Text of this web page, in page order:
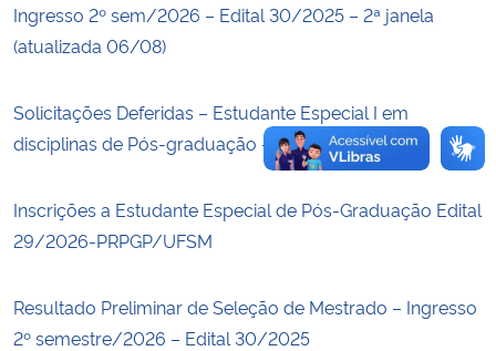
Planalto
Ingresso 2º sem/2026 – Edital 30/2025 – 2ª janela
(atualizada 06/08)
Solicitações Deferidas – Estudante Especial I em
disciplinas de Pós-graduação – 2ºSem/2026
Inscrições a Estudante Especial de Pós-Graduação Edital
29/2026-PRPGP/UFSM
Resultado Preliminar de Seleção de Mestrado – Ingresso
2º semestre/2026 – Edital 30/2025